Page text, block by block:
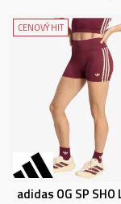
CENOVÝ HIT
adidas OG SP SHO